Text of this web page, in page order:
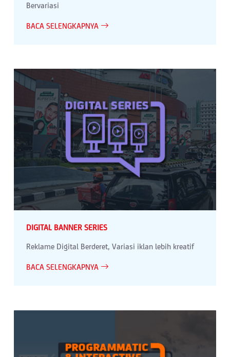
Bervariasi
BACA SELENGKAPNYA
DIGITAL BANNER SERIES
Reklame Digital Berderet, Variasi iklan lebih kreatif
BACA SELENGKAPNYA